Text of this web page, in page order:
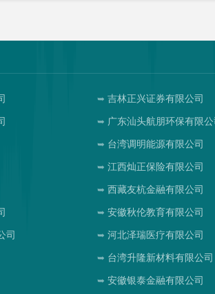
吉林正兴证券有限公司
广东汕头航朋环保有限公
台湾调明能源有限公司
江西灿正保险有限公司
西藏友杭金融有限公司
安徽秋伦教育有限公司
司 河北泽瑞医疗有限公司
台湾升隆新材料有限公司
安徽银泰金融有限公司